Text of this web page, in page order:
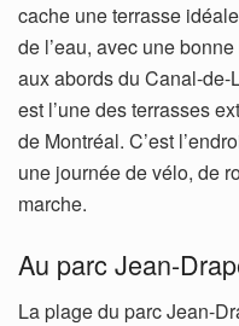
cache une terrasse
de l’eau, avec une
aux abords du Canal-de-
est l’une des terrasses
de Montréal. C’est
une journée de vélo, de
marche.
Au parc Jean-
La plage du parc Jean-